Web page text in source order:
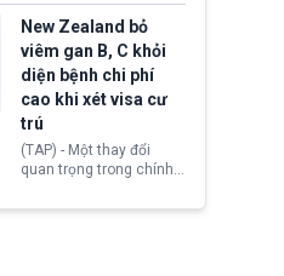
Tối cao Hoa Kỳ
(SCOTUS) khi tuyên bố,
việc áp thuế diện rộng là
hoàn toàn bất hợp pháp.
thu hồi thị thực (visa)
của bà Maria Luiza
Ribeiro Viotti - Đại sứ
Brazil tại Washington.
Động thái trên diễn ra
trong bối cảnh tranh
chấp ngoại giao giữa
chính quyền Tổng thống
Donald Trump và chính
phủ cánh tả Tổng thống
New Zealand bỏ
viêm gan B, C khỏi
diện bệnh chi phí
cao khi xét visa cư
trú
(TAP) - Một thay đổi
quan trọng trong chính
Zealand đang mở ra